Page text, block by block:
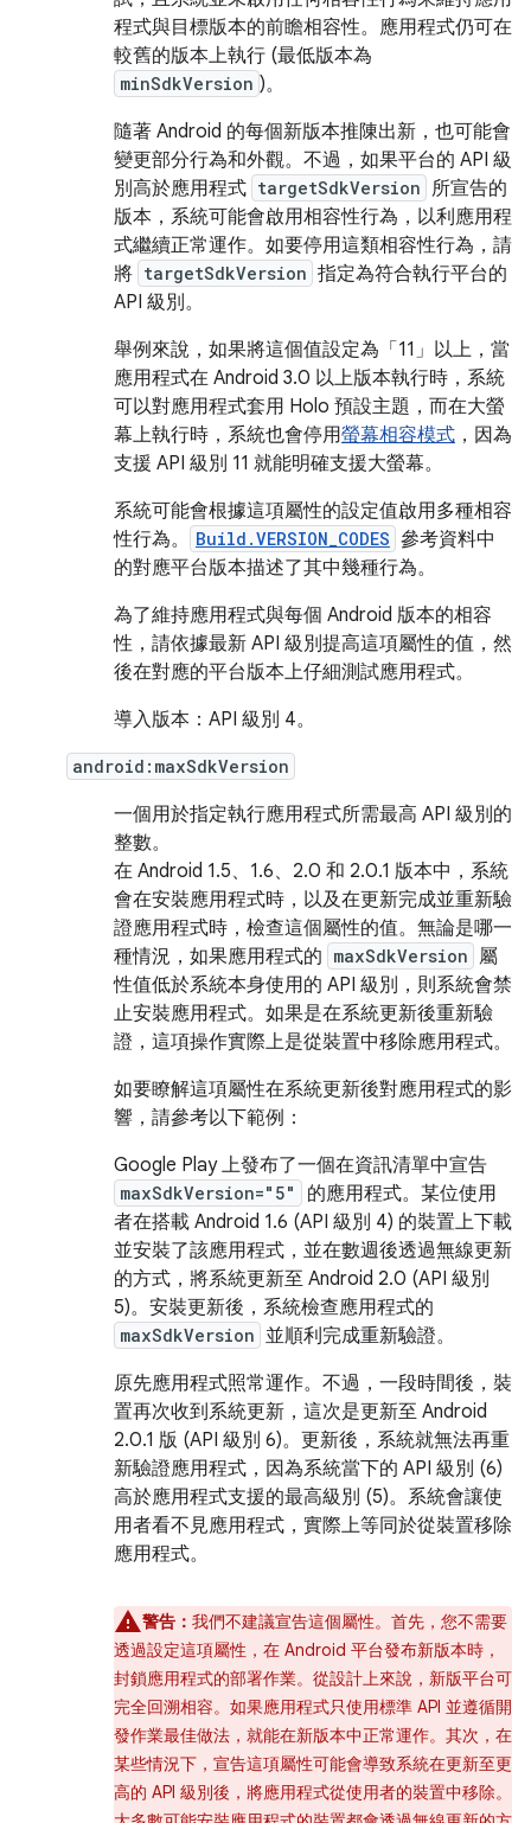
程式與目標版本的前瞻相容性。應用程式仍可在
較舊的版本上執行 (最低版本為
minSdkVersion )。
隨著 Android 的每個新版本推陳出新，也可能會
變更部分行為和外觀。不過，如果平台的 API 級
別高於應用程式 targetSdkVersion 所宣告的
版本，系統可能會啟用相容性行為，以利應用程
式繼續正常運作。如要停用這類相容性行為，請
將 targetSdkVersion 指定為符合執行平台的
API 級別。
舉例來說，如果將這個值設定為「11」以上，當
應用程式在 Android 3.0 以上版本執行時，系統
可以對應用程式套用 Holo 預設主題，而在大螢
幕上執行時，系統也會停用螢幕相容模式 ，因為
支援 API 級別 11 就能明確支援大螢幕。
系統可能會根據這項屬性的設定值啟用多種相容
性行為。
Build.VERSION_CODES 參考資料中
的對應平台版本描述了其中幾種行為。
為了維持應用程式與每個 Android 版本的相容
性，請依據最新 API 級別提高這項屬性的值，然
後在對應的平台版本上仔細測試應用程式。
導入版本：API 級別 4。
android:maxSdkVersion
一個用於指定執行應用程式所需最高 API 級別的
整數。
在 Android 1.5、1.6、2.0 和 2.0.1 版本中，系統
會在安裝應用程式時，以及在更新完成並重新驗
證應用程式時，檢查這個屬性的值。無論是哪一
種情況，如果應用程式的 maxSdkVersion 屬
性值低於系統本身使用的 API 級別，則系統會禁
止安裝應用程式。如果是在系統更新後重新驗
證，這項操作實際上是從裝置中移除應用程式。
如要瞭解這項屬性在系統更新後對應用程式的影
響，請參考以下範例：
Google Play 上發布了一個在資訊清單中宣告
maxSdkVersion="5"
的應用程式。某位使用
者在搭載 Android 1.6 (API 級別 4) 的裝置上下載
並安裝了該應用程式，並在數週後透過無線更新
的方式，將系統更新至 Android 2.0 (API 級別
5)。安裝更新後，系統檢查應用程式的
maxSdkVersion 並順利完成重新驗證。
原先應用程式照常運作。不過，一段時間後，裝
置再次收到系統更新，這次是更新至 Android
2.0.1 版 (API 級別 6)。更新後，系統就無法再重
新驗證應用程式，因為系統當下的 API 級別 (6)
高於應用程式支援的最高級別 (5)。系統會讓使
用者看不見應用程式，實際上等同於從裝置移除
應用程式。
警告： 我們不建議宣告這個屬性。首先，您不需要
透過設定這項屬性，在 Android 平台發布新版本時，
封鎖應用程式的部署作業。從設計上來說，新版平台可
完全回溯相容。如果應用程式只使用標準 API 並遵循開
發作業最佳做法，就能在新版本中正常運作。其次，在
某些情況下，宣告這項屬性可能會導致系統在更新至更
高的 API 級別後，將應用程式從使用者的裝置中移除。